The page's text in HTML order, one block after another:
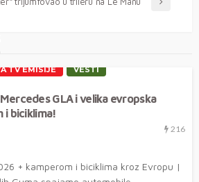
TV EMISIJE VESTI
GLA i velika evropska
i biciklima!
216
+ kamperom i biciklima kroz Evropu |